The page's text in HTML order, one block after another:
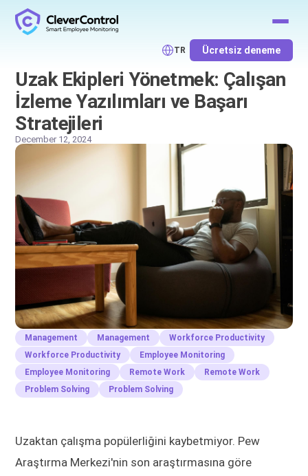
TR Ücretsiz deneme
Uzak Ekipleri Yönetmek: Çalışan
İzleme Yazılımları ve Başarı
Stratejileri
December 12, 2024
Management Management
Workforce Productivity
Workforce Productivity
Employee Monitoring
Employee Monitoring
Remote Work
Remote Work
Problem Solving
Problem Solving
Uzaktan çalışma popülerliğini kaybetmiyor. Pew
Araştırma Merkezi'nin son araştırmasına göre